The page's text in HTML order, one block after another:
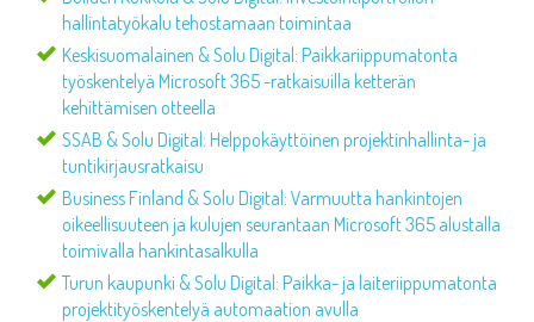
hallintatyökalu tehostamaan toimintaa
Keskisuomalainen & Solu Digital: Paikkariippumatonta
työskentelyä Microsoft 365 -ratkaisuilla ketterän
kehittämisen otteella
SSAB & Solu Digital: Helppokäyttöinen projektinhallinta- ja
tuntikirjausratkaisu
Business Finland & Solu Digital: Varmuutta hankintojen
oikeellisuuteen ja kulujen seurantaan Microsoft 365 alustalla
toimivalla hankintasalkulla
Turun kaupunki & Solu Digital: Paikka- ja laiteriippumatonta
projektityöskentelyä automaation avulla